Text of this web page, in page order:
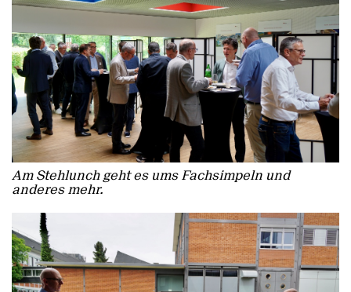
Am Stehlunch geht es ums Fachsimpeln und
anderes mehr.